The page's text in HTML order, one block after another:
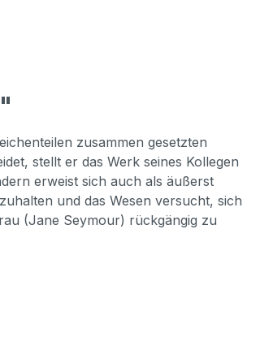
zusammen gesetzten
stellt er das Werk seines Kollegen
erweist sich auch als äußerst
und das Wesen versucht, sich
(Jane Seymour) rückgängig zu